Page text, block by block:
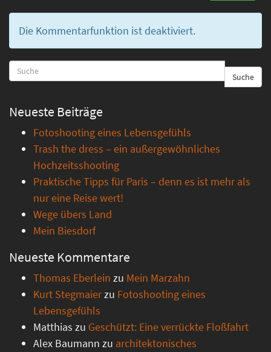
Die Kommentarfunktion ist deaktiviert.
Suche
Neueste Beiträge
Fotoshooting eines Lebensgefühls
Trash the dress – ein außergewöhnliches
Hochzeitsshooting
Praktische Tipps für Paris – denn es ist mehr als
nur eine Reise wert!
Wege übers Land
Mein Biesdorf
Neueste Kommentare
Thomas Eberlein zu Mein Marzahn
Kurt Stegmaierzu Fotoshooting eines
Lebensgefühls
Matthias zu Geschützt: Eine verrückte Floßfahrt
Alex Baumann zu architektonisches